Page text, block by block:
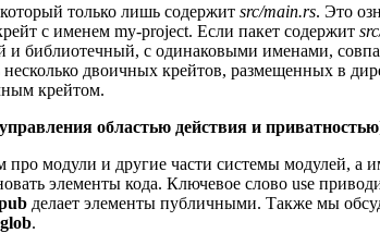
только лишь содержит src/main.rs. Это
с именем my-project. Если пакет содержит
и библиотечный, с одинаковыми именами,
двоичных крейтов, размещенных в
крейтом.
областью действия и приватностью
модули и другие части системы модулей, а
элементы кода. Ключевое слово use
делает элементы публичными. Также мы
glob.